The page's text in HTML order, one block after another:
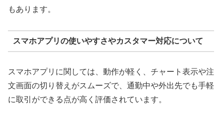
もあります。
スマホアプリの使いやすさやカスタマー対応について
スマホアプリに関しては、動作が軽く、チャート表示や注
文画面の切り替えがスムーズで、通勤中や外出先でも手軽
に取引ができる点が高く評価されています。